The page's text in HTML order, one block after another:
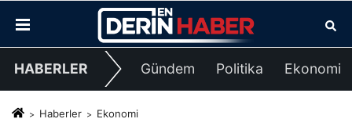
HABERLER Gündem Politika Ekonomi
Haberler Ekonomi